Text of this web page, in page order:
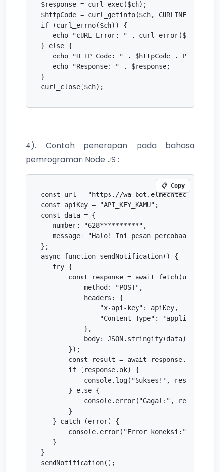
$response = curl_exec($ch);
$httpCode = curl_getinfo($ch,
if (curl_errno($ch)) {
   echo "cURL Error: " . curl_error($ch);
} else {
   echo "HTTP Code: " . $httpCode . PHP_EOL;
   echo "Response: " . $response;
}
4). Contoh penerapan pada bahasa
pemrograman Node JS :
const url = "https://wa-
const apiKey = "API_KEY_KAMU";
const data = {
   number: "628**********",
message: "Halo! Ini pesan percobaan dari
};
async function sendNotification() {
   try {
       const response = await fetch(url, {
           method: "POST",
           headers: {
               "x-api-key": apiKey,
"Content-Type": "application/
           },
           body: JSON.stringify(data)
       });
       const result = await response.text();
       if (response.ok) {
           console.log("Sukses!", result);
       } else {
console.error("Gagal:",
       }
   } catch (error) {
console.error("Error koneksi:",
   }
}
sendNotification();
📋 Copy